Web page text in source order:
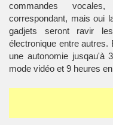
commandes
correspondant, mais oui
gadjets seront ravir
électronique entre autres.
une autonomie jusqau'à
mode vidéo et 9 heures